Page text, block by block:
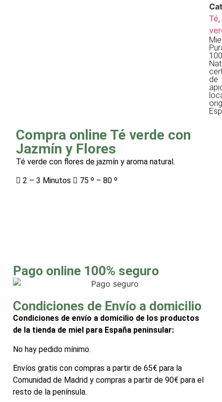
Té,
de
Compra online Té verde con
Jazmín y Flores
Té verde con flores de jazmín y aroma natural.
 2 – 3 Minutos  75 º – 80 º
Pago online 100% seguro
Condiciones de Envío a domicilio
Condiciones de envío a domicilio de los productos
de la tienda de miel para España peninsular:
No hay pedido mínimo.
Envíos gratis con compras a partir de 65€ para la
Comunidad de Madrid y compras a partir de 90€ para el
resto de la península.